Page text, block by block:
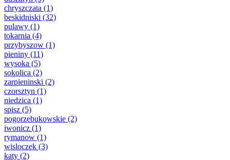
chryszczata (1)
beskidniski (32)
pulawy (1)
tokarnia (4)
przybyszow (1)
pieniny (11)
wysoka (5)
sokolica (2)
zarpieninski (2)
czorsztyn (1)
niedzica (1)
spisz (5)
pogorzebukowskie (2)
iwonicz (1)
rymanow (1)
wisloczek (3)
katy (2)